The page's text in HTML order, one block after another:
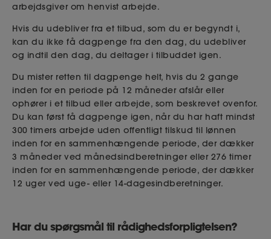
arbejdsgiver om henvist arbejde.
Hvis du udebliver fra et tilbud, som du er begyndt i,
kan du ikke få dagpenge fra den dag, du udebliver
og indtil den dag, du deltager i tilbuddet igen.
Du mister retten til dagpenge helt, hvis du 2 gange
inden for en periode på 12 måneder afslår eller
ophører i et tilbud eller arbejde, som beskrevet ovenfor.
Du kan først få dagpenge igen, når du har haft mindst
300 timers arbejde uden offentligt tilskud til lønnen
inden for en sammenhængende periode, der dækker
3 måneder ved månedsindberetninger eller 276 timer
inden for en sammenhængende periode, der dækker
12 uger ved uge- eller 14-dagesindberetninger.
Har du spørgsmål til rådighedsforpligtelsen?